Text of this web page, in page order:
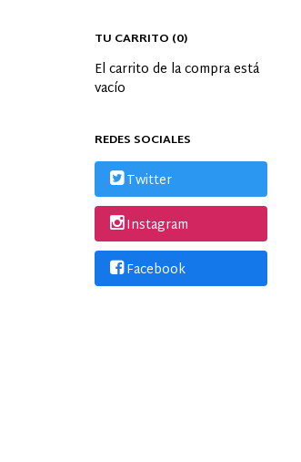
TU CARRITO (0)
El carrito de la compra está
vacío
REDES SOCIALES
Twitter
Instagram
Facebook